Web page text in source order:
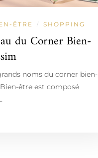
ÊTRE / SHOPPING
du Corner Bien-
noms du corner bien-
être est composé